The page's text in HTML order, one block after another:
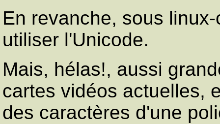
En revanche, sous
utiliser l'Unicode.
Mais, hélas!, aussi
cartes vidéos actuelles,
des caractères d'une